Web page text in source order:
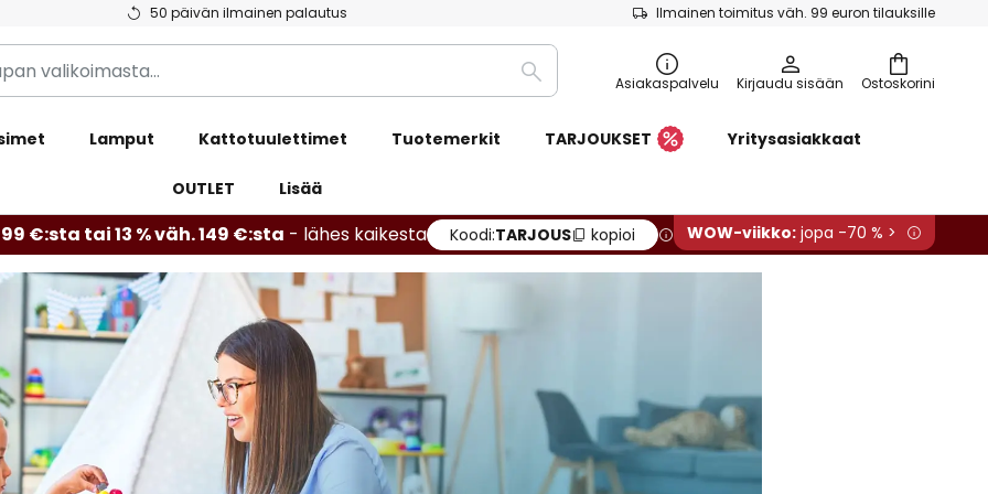
50 päivän ilmainen palautus Ilmainen toimitus väh. 99 euron tilauksille
Ostoskorini
Etsi Asiakaspalvelu Kirjaudu sisään
Lamput Kattotuulettimet Tuotemerkit TARJOUKSET Yritysasiakkaat
OUTLET Lisää
€:sta tai 13 % väh. 149 €:sta - lähes kaikesta Koodi:TARJOUS kopioi WOW-viikko: jopa -70 % >